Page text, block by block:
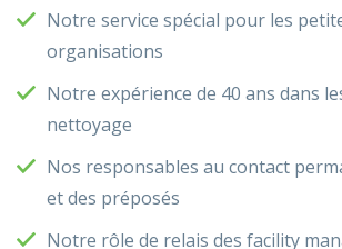
Notre service spécial pour les
organisations
Notre expérience de 40 ans dans
nettoyage
Nos responsables au contact
et des préposés
Notre rôle de relais des facility